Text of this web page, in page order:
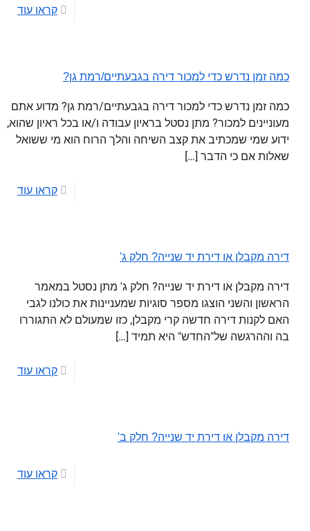
קראו עוד
כמה זמן נדרש כדי למכור דירה בגבעתיים/רמת גן?
כמה זמן נדרש כדי למכור דירה בגבעתיים/רמת גן? מדוע אתם
מעוניינים למכור? מתן נסטל בראיון עבודה ו/או בכל ראיון שהוא,
ידוע שמי שמכתיב את קצב השיחה והלך הרוח הוא מי ששואל
שאלות אם כי הדבר […]
קראו עוד
דירה מקבלן או דירת יד שנייה? חלק ג'
דירה מקבלן או דירת יד שנייה? חלק ג' מתן נסטל במאמר
הראשון והשני הוצגו מספר סוגיות שמעניינות את כולנו לגבי
האם לקנות דירה חדשה קרי מקבלן, כזו שמעולם לא התגוררו
בה וההרגשה של"החדש" היא תמיד […]
קראו עוד
דירה מקבלן או דירת יד שנייה? חלק ב'
קראו עוד